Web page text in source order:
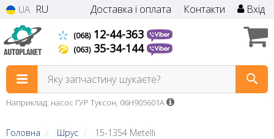
UA RU Доставка і оплата Контакти Вхід
(068)12-44-363
(063)35-34-144
Яку запчастину шукаєте?
Наприклад: насос ГУР Туксон, 06H905601A
Головна Шрус 15-1354 Metelli